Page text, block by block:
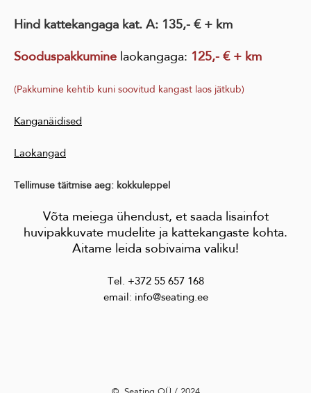
Hind kattekangaga kat. A: 135,- € + km
Sooduspakkumine laokangaga: 125,- € + km
(Pakkumine kehtib kuni soovitud kangast laos jätkub)
Kanganäidised
Laokangad
Tellimuse täitmise aeg: kokkuleppel
Võta meiega ühendust, et saada lisainfot
huvipakkuvate mudelite ja kattekangaste kohta.
Aitame leida sobivaima valiku!
Tel. +372 55 657 168
email: info@seating.ee